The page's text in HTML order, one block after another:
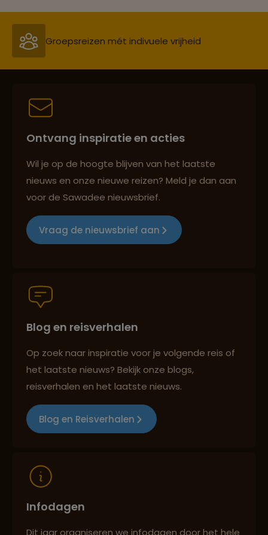
Lees meer over Puerto Vallarta
Lees meer over Sumidero Canyon
Lees meer over Teotihuacán
Lees meer over Xochimilco
Persoonlijk en deskundig reisadvies
Best beoordeelde reisroutes
Reizen met oog voor mens, cultuur en milieu
Groepsreizen mét indivuele vrijheid
Best beoordeelde reisroutes
Reizen met oog voor mens, cultuur en milieu
Ontvang inspiratie en acties
Wil je op de hoogte blijven van het laatste
nieuws en onze nieuwe reizen? Meld je dan aan
voor de Sawadee nieuwsbrief.
Vraag de nieuwsbrief aan
Blog en reisverhalen
Op zoek naar inspiratie voor je volgende reis of
het laatste nieuws? Bekijk onze blogs,
reisverhalen en het laatste nieuws.
Blog en Reisverhalen
Infodagen